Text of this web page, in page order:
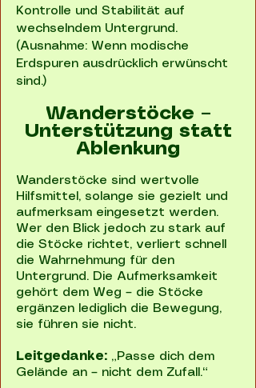
Kontrolle und Stabilität auf
wechselndem Untergrund.
(Ausnahme: Wenn modische
Erdspuren ausdrücklich erwünscht
sind.)
Wanderstöcke –
Unterstützung statt
Ablenkung
Wanderstöcke sind wertvolle
Hilfsmittel, solange sie gezielt und
aufmerksam eingesetzt werden.
Wer den Blick jedoch zu stark auf
die Stöcke richtet, verliert schnell
die Wahrnehmung für den
Untergrund. Die Aufmerksamkeit
gehört dem Weg – die Stöcke
ergänzen lediglich die Bewegung,
sie führen sie nicht.
Leitgedanke: „Passe dich dem
Gelände an – nicht dem Zufall.“